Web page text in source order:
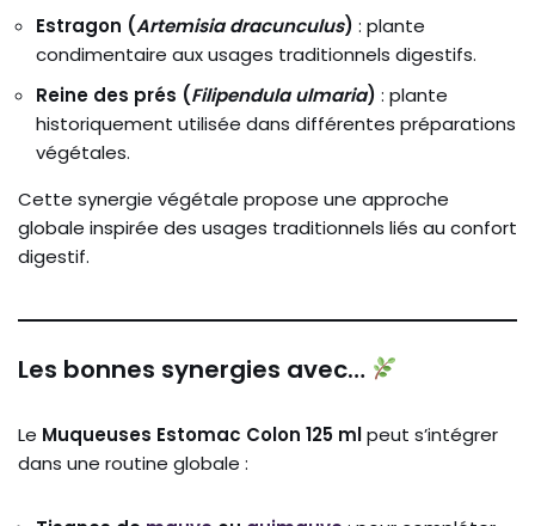
Estragon (Artemisia dracunculus) : plante
condimentaire aux usages traditionnels digestifs.
Reine des prés (Filipendula ulmaria) : plante
historiquement utilisée dans différentes préparations
végétales.
Cette synergie végétale propose une approche
globale inspirée des usages traditionnels liés au confort
digestif.
Les bonnes synergies avec…
Le Muqueuses Estomac Colon 125 mlpeut s’intégrer
dans une routine globale :